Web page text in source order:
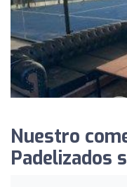
Nuestro
Padelizados